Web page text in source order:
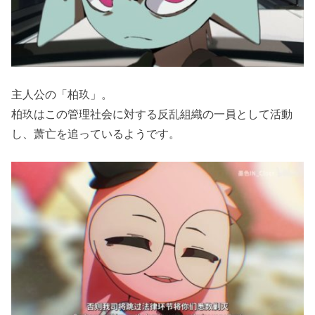
主人公の「柏玖」。
柏玖はこの管理社会に対する反乱組織の一員として活動
し、萧亡を追っているようです。